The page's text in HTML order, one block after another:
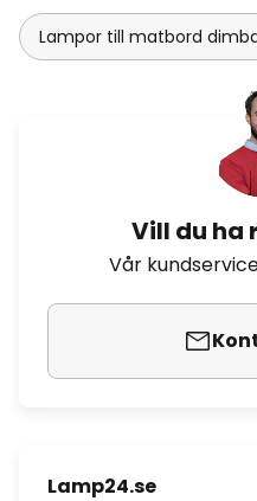
Lampor till matbord
Vill du ha
Vår
Lamp24.se